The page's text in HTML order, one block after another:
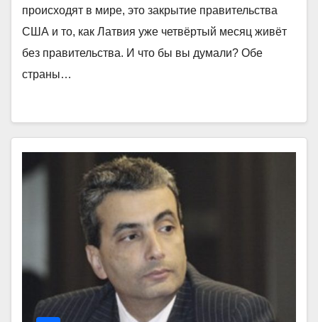
происходят в мире, это закрытие правительства
США и то, как Латвия уже четвёртый месяц живёт
без правительства. И что бы вы думали? Обе
страны…